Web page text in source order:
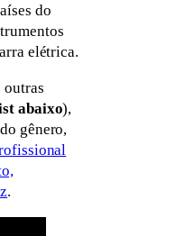
do
elétrica.
outras
abaixo),
gênero,
.